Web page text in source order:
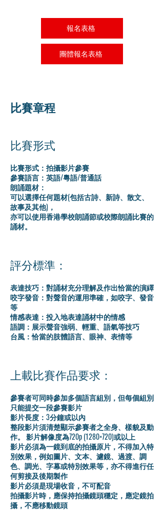
報名表格
團體報名表格
比賽章程
比賽形式
比賽形式：拍攝影片參賽
參賽語言：英語/粵語/普通話
朗誦題材：
可以選擇任何題材(包括古詩、新詩、散文、
故事及其他)，
亦可以使用香港學校朗誦節或校際朗誦比賽的
誦材。
評分標準：
表達技巧：對誦材充分理解及作出恰當的演繹
咬字發音：對聲音的運用準確，如咬字、發音
等
情感表達：投入地表達誦材中的情感
語調：展示聲音強弱、輕重、語氣等技巧
台風：恰當的肢體語言、眼神、表情等
上載比賽作品要求：
參賽者可同時參加多個語言組別，但每個組別
只能提交一段參賽影片
影片長度：3分鐘或以內
整段影片須清楚顯示參賽者之全身、樣貌及動
作。 影片解像度為720p (1280×720)或以上
影片必須為一鏡到底的拍攝原片，不得加入特
別效果，例如圖片、文本、濾鏡、過渡、調
色、調光、字幕或特別效果等，亦不得進行任
何剪接及後期製作
影片必須是現場收音，不可配音
拍攝影片時，應保持拍攝鏡頭穩定，應定鏡拍
攝，不應移動鏡頭